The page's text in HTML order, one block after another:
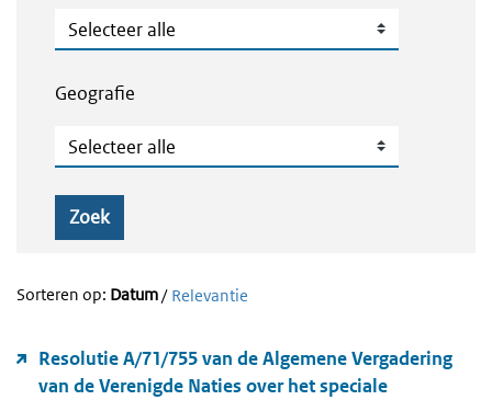
Publicatietype
Geografie
Geografie
Zoek
Sorteren op: Datum/ Relevantie
Resolutie A/71/755 van de Algemene Vergadering
van de Verenigde Naties over het speciale